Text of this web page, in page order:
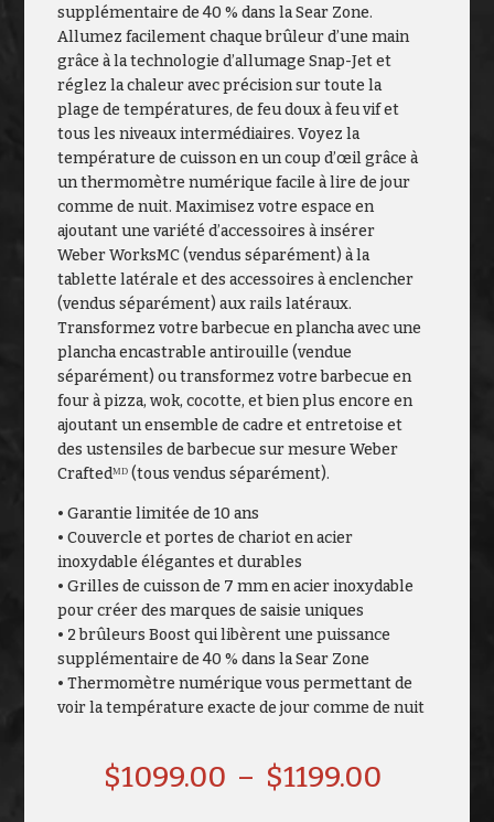
supplémentaire de 40 % dans la Sear Zone.
Allumez facilement chaque brûleur d’une main
grâce à la technologie d’allumage Snap-Jet et
réglez la chaleur avec précision sur toute la
plage de températures, de feu doux à feu vif et
tous les niveaux intermédiaires. Voyez la
température de cuisson en un coup d’œil grâce à
un thermomètre numérique facile à lire de jour
comme de nuit. Maximisez votre espace en
ajoutant une variété d’accessoires à insérer
Weber WorksMC (vendus séparément) à la
tablette latérale et des accessoires à enclencher
(vendus séparément) aux rails latéraux.
Transformez votre barbecue en plancha avec une
plancha encastrable antirouille (vendue
séparément) ou transformez votre barbecue en
four à pizza, wok, cocotte, et bien plus encore en
ajoutant un ensemble de cadre et entretoise et
des ustensiles de barbecue sur mesure Weber
Craftedᴹᴰ (tous vendus séparément).
• Garantie limitée de 10 ans
• Couvercle et portes de chariot en acier
inoxydable élégantes et durables
• Grilles de cuisson de 7 mm en acier inoxydable
pour créer des marques de saisie uniques
• 2 brûleurs Boost qui libèrent une puissance
supplémentaire de 40 % dans la Sear Zone
• Thermomètre numérique vous permettant de
voir la température exacte de jour comme de nuit
$1099.00 – $1199.00Plage